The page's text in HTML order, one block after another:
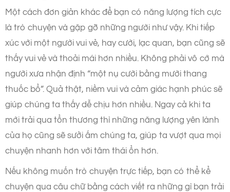
Một cách đơn giản khác để bạn có năng lượng tích cực
là trò chuyện và gặp gỡ những người như vậy. Khi tiếp
xúc với một người vui vẻ, hay cười, lạc quan, bạn cũng sẽ
thấy vui vẻ và thoải mái hơn nhiều. Không phải vô cớ mà
người xưa nhận định “một nụ cười bằng mười thang
thuốc bổ”. Quả thật, niềm vui và cảm giác hạnh phúc sẽ
giúp chúng ta thấy dễ chịu hơn nhiều. Ngay cả khi ta
mới trải qua tổn thương thì những năng lượng yên lành
của họ cũng sẽ sưởi ấm chúng ta, giúp ta vượt qua mọi
chuyện nhanh hơn với tâm thái ổn hơn.
Nếu không muốn trò chuyện trực tiếp, bạn có thể kể
chuyện qua câu chữ bằng cách viết ra những gì bạn trải